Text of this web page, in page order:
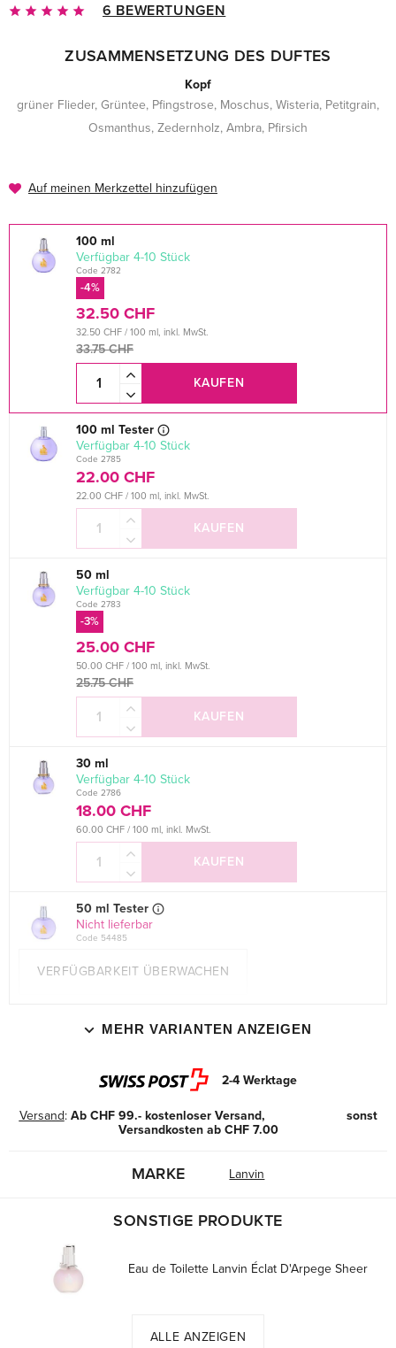
6 BEWERTUNGEN
ZUSAMMENSETZUNG DES DUFTES
Kopf
grüner Flieder, Grüntee, Pfingstrose, Moschus, Wisteria, Petitgrain,
Osmanthus, Zedernholz, Ambra, Pfirsich
Auf meinen Merkzettel hinzufügen
100 ml
verfügbar 4-10 Stück
Code 2782
-4%
32.50 CHF
32.50 CHF / 100 ml, inkl. MwSt.
33.75 CHF
KAUFEN
100 ml Tester
verfügbar 4-10 Stück
Code 2785
22.00 CHF
22.00 CHF / 100 ml, inkl. MwSt.
KAUFEN
50 ml
verfügbar 4-10 Stück
Code 2783
-3%
25.00 CHF
50.00 CHF / 100 ml, inkl. MwSt.
25.75 CHF
KAUFEN
30 ml
verfügbar 4-10 Stück
Code 2786
18.00 CHF
60.00 CHF / 100 ml, inkl. MwSt.
KAUFEN
50 ml Tester
Nicht lieferbar
Code 54485
VERFÜGBARKEIT ÜBERWACHEN
MEHR VARIANTEN ANZEIGEN
2-4 Werktage
Versand: Ab CHF 99.- kostenloser Versand, sonst
Versandkosten ab CHF 7.00
MARKE Lanvin
SONSTIGE PRODUKTE
Eau de Toilette Lanvin Éclat D'Arpege Sheer
ALLE ANZEIGEN